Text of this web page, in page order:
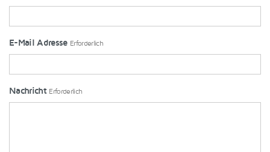
E-Mail Adresse Erforderlich
Nachricht Erforderlich